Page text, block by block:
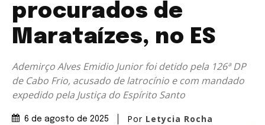
procurados de
Marataízes, no ES
Ademirço Alves Emidio Junior foi detido pela 126ª DP
de Cabo Frio, acusado de latrocínio e com mandado
expedido pela Justiça do Espírito Santo
6 de agosto de 2025 Por Letycia Rocha